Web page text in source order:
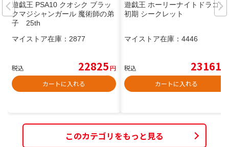
遊戯王 PSA10 クオシク ブラッ
クマジシャンガール 魔術師の弟
子 25th
マイストア在庫： 2877
税込 22825円
カートに入れる
遊戯王 ホーリーナイトドラゴン
初期 シークレット
マイストア在庫： 4446
税込 23161
カートに入れる
このカテゴリをもっと見る